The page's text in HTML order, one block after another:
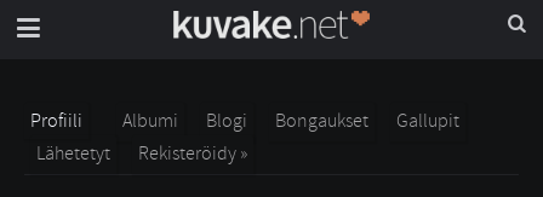
Profiili Albumi Blogi Bongaukset
Gallupit
Lähetetyt
Rekisteröidy »